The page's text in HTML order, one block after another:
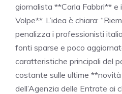
giornalista **Carla Fabbri** e
Volpe**. L’idea è chiara:
penalizza i professionisti
fonti sparse e poco
caratteristiche principali del
costante sulle ultime **novità
dell’Agenzia delle Entrate ai